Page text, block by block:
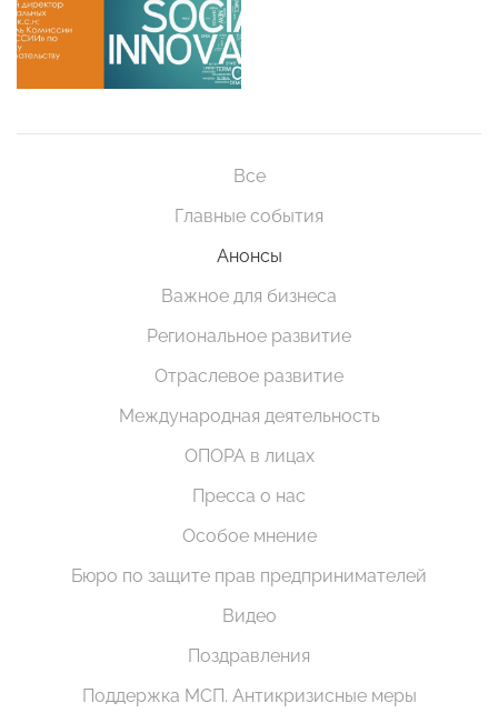
Все
Главные события
Анонсы
Важное для бизнеса
Региональное развитие
Отраслевое развитие
Международная деятельность
ОПОРА в лицах
Пресса о нас
Особое мнение
Бюро по защите прав предпринимателей
Видео
Поздравления
Поддержка МСП. Антикризисные меры